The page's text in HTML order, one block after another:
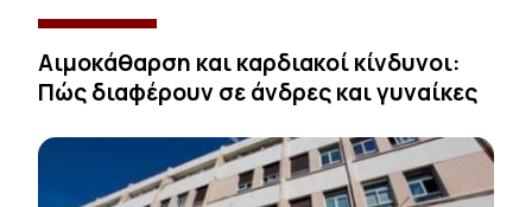
Αιμοκάθαρση και καρδιακοί κίνδυνοι:
Πώς διαφέρουν σε άνδρες και γυναίκες